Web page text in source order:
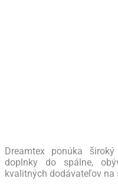
Dreamtex ponúka
doplnky do spálne,
kvalitných dodávateľov na